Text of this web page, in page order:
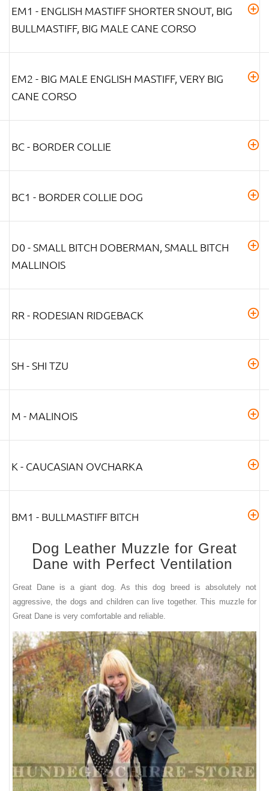
EM1 - ENGLISH MASTIFF SHORTER SNOUT, BIG
BULLMASTIFF, BIG MALE CANE CORSO
EM2 - BIG MALE ENGLISH MASTIFF, VERY BIG
CANE CORSO
BC - BORDER COLLIE
BC1 - BORDER COLLIE DOG
D0 - SMALL BITCH DOBERMAN, SMALL BITCH
MALLINOIS
RR - RODESIAN RIDGEBACK
SH - SHI TZU
M - MALINOIS
K - CAUCASIAN OVCHARKA
BM1 - BULLMASTIFF BITCH
Dog Leather Muzzle for Great
Dane with Perfect Ventilation
Great Dane is a giant dog. As this dog breed is absolutely not
aggressive, the dogs and children can live together. This muzzle for
Great Dane is very comfortable and reliable.